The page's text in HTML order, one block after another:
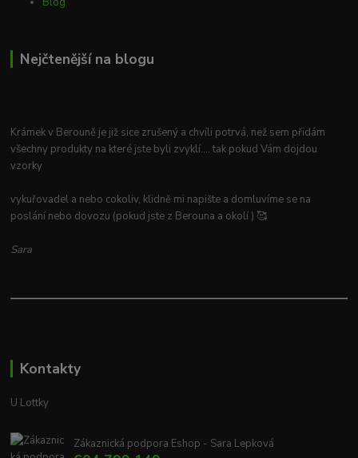
Nejčtenější na blogu
Krámek v Berouně je již sice zrušený a chvíli potrvá, než sem přidám
všechny produkty na které jste byli zvyklí.... tak pokud Vám dojdou
vzorky
vykuřovadel a nebo cokoliv, klidně mi napište a domluvíme se na
poslání nebo dovozu (pokud jste z Berouna a okolí ) 🥰
Sara
Kontakty
U Lottky
Zákaznická podpora Eshop - Sara Lepková